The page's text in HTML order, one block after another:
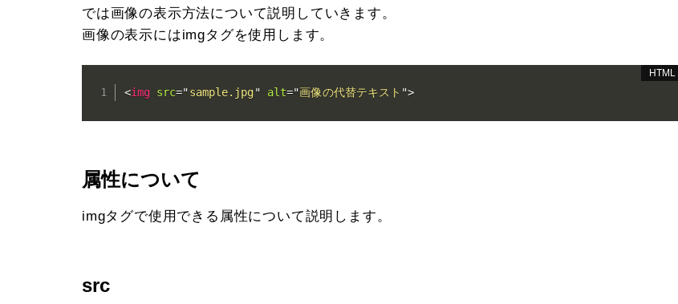
では画像の表示方法について説明していきます。
画像の表示にはimgタグを使用します。
<img src="sample.jpg" alt="画像の代替テキスト ">
属性について
imgタグで使用できる属性について説明します。
src